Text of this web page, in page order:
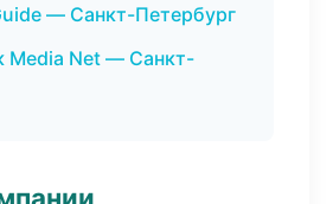
— Санкт-Петербург
Media Net — Санкт-